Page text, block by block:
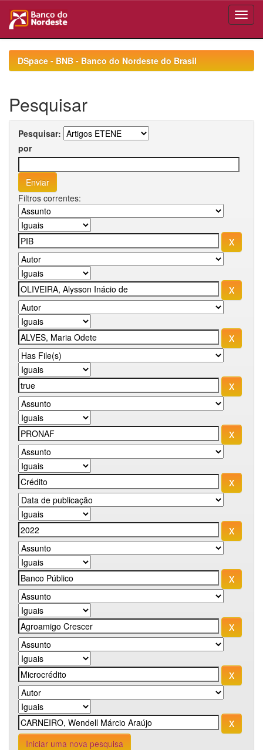
navigationDSpace - BNB - Banco do Nordeste do Brasil
Pesquisar
Pesquisar:
por
Filtros correntes:
Iniciar uma nova pesquisa